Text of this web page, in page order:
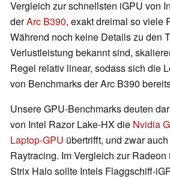
Vergleich zur schnellsten iGPU von
derArc B390, exakt dreimal so viele
Während noch keine Details zu den
Verlustleistung bekannt sind,
Regel relativ linear, sodass sich die
von Benchmarks der Arc B390
Unsere GPU-Benchmarks deuten
von Intel Razor Lake-HX die Nvidia
Laptop-GPU übertrifft, und zwar
Raytracing. Im Vergleich zur
Strix Halo sollte Intels Flaggschiff-